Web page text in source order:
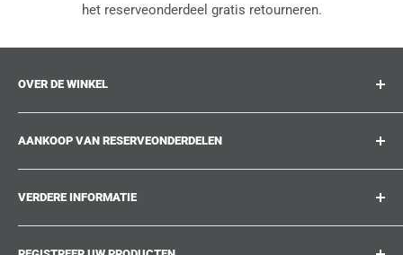
het reserveonderdeel gratis retourneren.
OVER DE WINKEL
suitcase.repair is uw one-stop-shop voor
reserveonderdelen, accessoires en upgrades voor uw
geliefde koffers, trolleys en tassen. Op suitcase.repair
kunt u erop vertrouwen dat onze reserveonderdelen op uw
AANKOOP VAN RESERVEONDERDELEN
Waar kan ik mijn productnummer vinden?
Welke schade kan hersteld worden?
Kon u het reserveonderdeel dat u zoekt niet vinden?
VERDERE INFORMATIE
Bij ons werken